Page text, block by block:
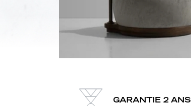
GARANTIE 2 ANS